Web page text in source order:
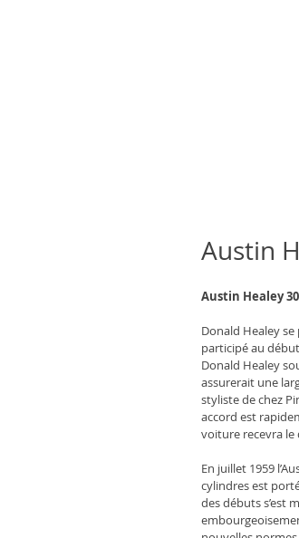
Austin
Austin Healey
Donald Healey
participé au
Donald Healey
assurerait une
styliste de chez
accord est
voiture recevra le
En juillet 1959
cylindres est
des débuts s’est